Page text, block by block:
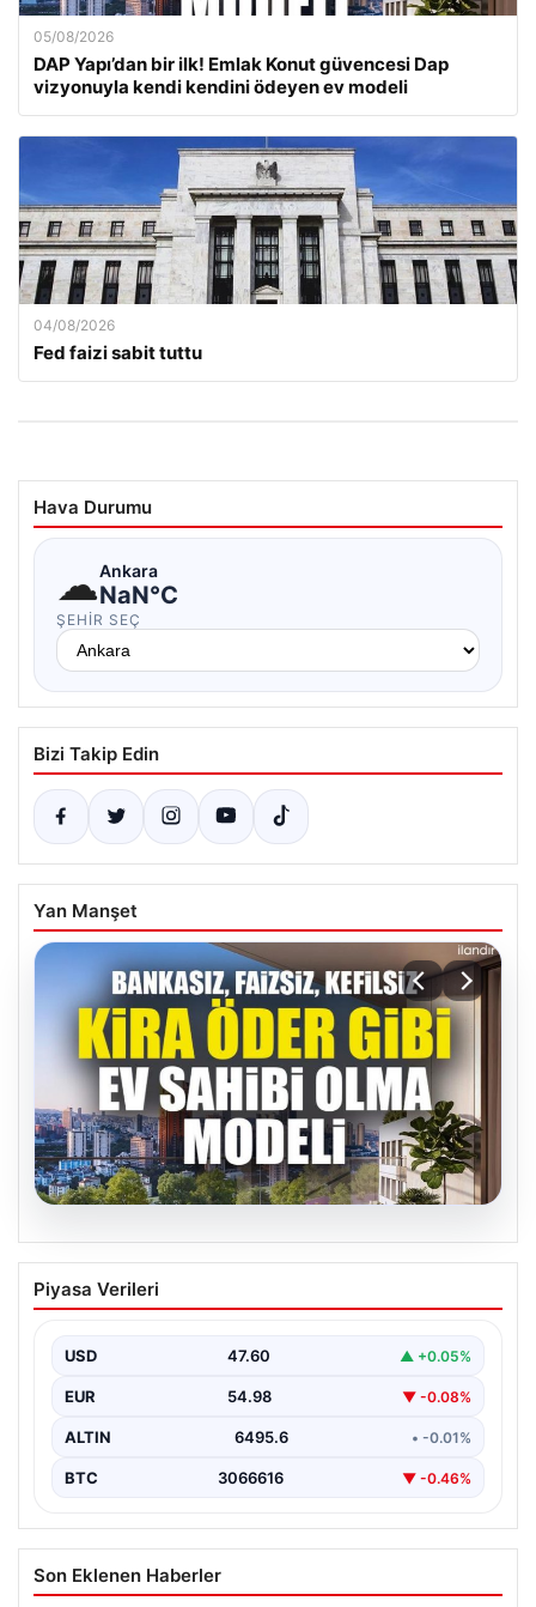
05/08/2026
DAP Yapı’dan bir ilk! Emlak Konut güvencesi Dap
vizyonuyla kendi kendini ödeyen ev modeli
04/08/2026
Fed faizi sabit tuttu
Hava Durumu
☁Ankara
NaN°C
ŞEHIR SEÇ
Bizi Takip Edin
Yan Manşet
05.08.2026
DAP Yapı’dan bir ilk! Emlak Konut
güvencesi Dap vizyonuyla kendi
Piyasa Verileri
USD 47.60 ▲ +0.05%
EUR 54.98 ▼ -0.08%
ALTIN 6495.6 • -0.01%
BTC 3066616 ▼ -0.46%
Son Eklenen Haberler